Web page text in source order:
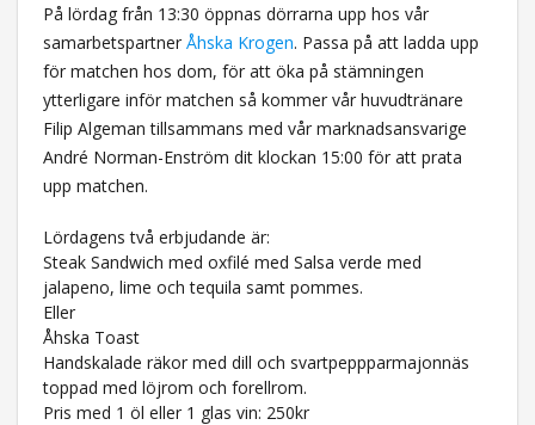
På lördag från 13:30 öppnas dörrarna upp hos vår
samarbetspartner Åhska Krogen. Passa på att ladda upp
för matchen hos dom, för att öka på stämningen
ytterligare inför matchen så kommer vår huvudtränare
Filip Algeman tillsammans med vår marknadsansvarige
André Norman-Enström dit klockan 15:00 för att prata
upp matchen.
Lördagens två erbjudande är:
Steak Sandwich med oxfilé med Salsa verde med
jalapeno, lime och tequila samt pommes.
Eller
Åhska Toast
Handskalade räkor med dill och svartpeppparmajonnäs
toppad med löjrom och forellrom.
Pris med 1 öl eller 1 glas vin: 250kr